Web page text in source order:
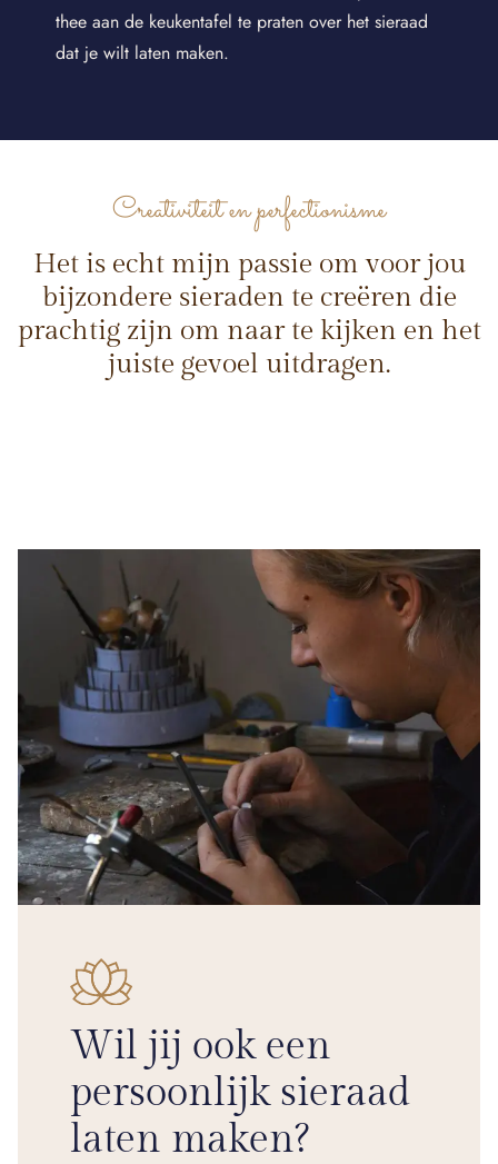
thee aan de keukentafel te praten over het sieraad
dat je wilt laten maken.
Creativiteit en perfectionisme
Het is echt mijn passie om voor jou
bijzondere sieraden te creëren die
prachtig zijn om naar te kijken en het
juiste gevoel uitdragen.
Wil jij ook een
persoonlijk sieraad
laten maken?